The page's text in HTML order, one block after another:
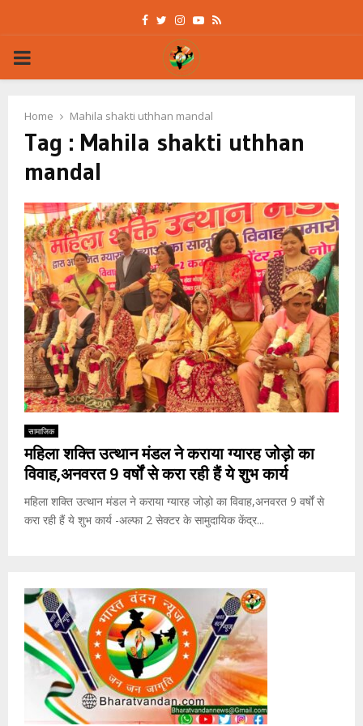
Facebook
Twitter
Instagram
Youtube
Rss
PRIMARY
Home Mahila shakti uthhan mandal
Tag : Mahila shakti uthhan
mandal
सामाजिक
महिला शक्ति उत्थान मंडल ने कराया ग्यारह जोड़ो का
विवाह,अनवरत 9 वर्षों से करा रही हैं ये शुभ कार्य
महिला शक्ति उत्थान मंडल ने कराया ग्यारह जोड़ो का विवाह,अनवरत 9 वर्षों से
करा रही हैं ये शुभ कार्य -अल्फा 2 सेक्टर के सामुदायिक केंद्र...